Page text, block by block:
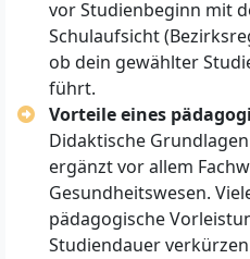
vor Studienbeginn mit
Schulaufsicht
ob dein gewählter
führt.
Vorteile eines
Didaktische
ergänzt vor allem
Gesundheitswesen.
pädagogische
Studiendauer